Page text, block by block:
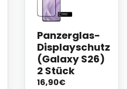
Panzerglas-
Displayschutz
(Galaxy S26)
2 Stück
16,90€